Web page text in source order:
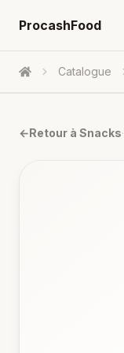
ProcashFood
Accueil Catalogue
←Retour à Snacks·